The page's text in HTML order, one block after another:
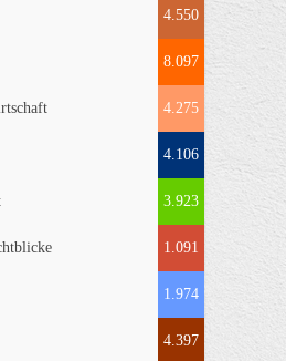
4.550
8.097
4.275
4.106
3.923
1.091
1.974
4.397